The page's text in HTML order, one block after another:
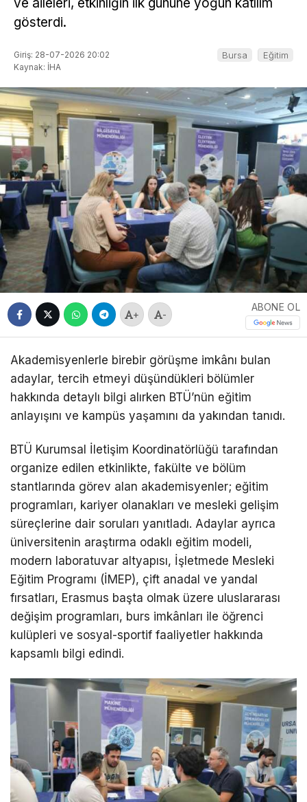
gösterdi.
Giriş: 28-07-2026 20:02
Kaynak: İHA
Bursa Eğitim
+ -
ABONE OL
Akademisyenlerle birebir görüşme imkânı bulan
adaylar, tercih etmeyi düşündükleri bölümler
hakkında detaylı bilgi alırken BTÜ’nün eğitim
anlayışını ve kampüs yaşamını da yakından tanıdı.
BTÜ Kurumsal İletişim Koordinatörlüğü tarafından
organize edilen etkinlikte, fakülte ve bölüm
stantlarında görev alan akademisyenler; eğitim
programları, kariyer olanakları ve mesleki gelişim
süreçlerine dair soruları yanıtladı. Adaylar ayrıca
üniversitenin araştırma odaklı eğitim modeli,
modern laboratuvar altyapısı, İşletmede Mesleki
Eğitim Programı (İMEP), çift anadal ve yandal
fırsatları, Erasmus başta olmak üzere uluslararası
değişim programları, burs imkânları ile öğrenci
kulüpleri ve sosyal-sportif faaliyetler hakkında
kapsamlı bilgi edindi.